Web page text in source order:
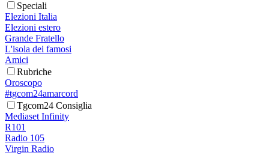
Speciali
Elezioni Italia
Elezioni estero
Grande Fratello
L'isola dei famosi
Amici
Rubriche
Oroscopo
#tgcom24amarcord
Tgcom24 Consiglia
Mediaset Infinity
R101
Radio 105
Virgin Radio